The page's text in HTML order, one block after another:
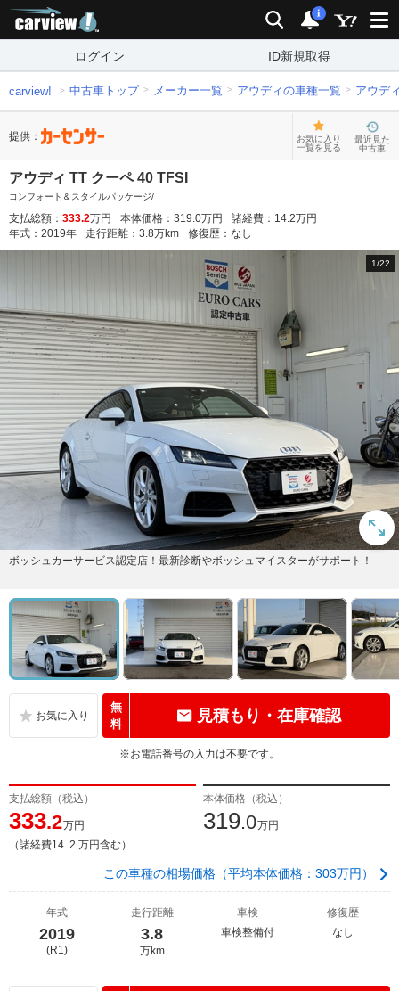
検索 通知
i
ログイン ID新規取得
carview! 中古車トップ メーカー一覧 アウディの車種一覧 アウデ
提供：
お気に入り
一覧を見る
最近見た
中古車
アウディ TT クーペ 40 TFSI
コンフォート＆スタイルパッケージ/
支払総額： 333.2万円 本体価格： 319.0万円 諸経費： 14.2万円
年式： 2019年 走行距離： 3.8万km 修復歴： なし
1/22
ボッシュカーサービス認定店！最新診断やボッシュマイスターがサポート！
無
料
見積もり・在庫確認
※お電話番号の入力は不要です。
支払総額（税込）
333.2万円
（諸経費14 .2 万円含む）
本体価格（税込）
319.0万円
この車種の相場価格（平均本体価格：303万円）
年式
2019
(R1)
走行距離
3.8
万km
車検
車検整備付
修復歴
なし